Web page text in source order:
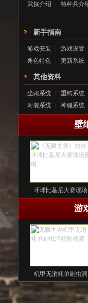
武侠介绍 特种兵介
新手指南
游戏安装 游戏设置
角色特色
更新系统
其他资料
坐骑系统 重铸系统
时装系统
神魂系统
壁
环球比基尼大赛现场
游
机甲无消耗单刷虫洞